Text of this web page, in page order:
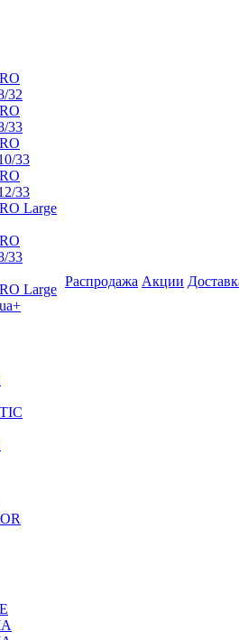
32
33
33
33
Large
33
Large
Распродажа Акции